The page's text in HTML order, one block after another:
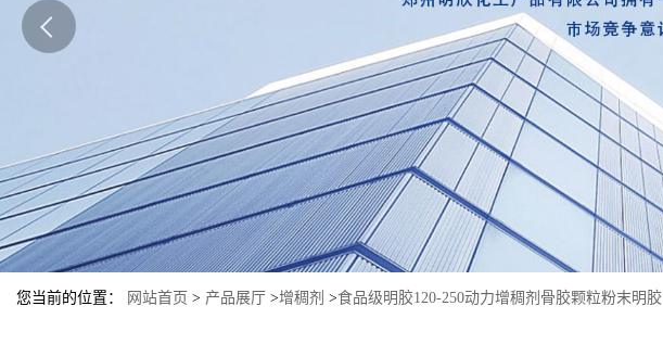
您当前的位置： 网站首页 > 产品展厅 >增稠剂 >食品级明胶120-250动力增稠剂骨胶颗粒粉末明胶